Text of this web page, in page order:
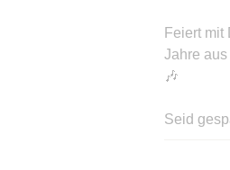
Feiert
Jahre
🎶
Seid